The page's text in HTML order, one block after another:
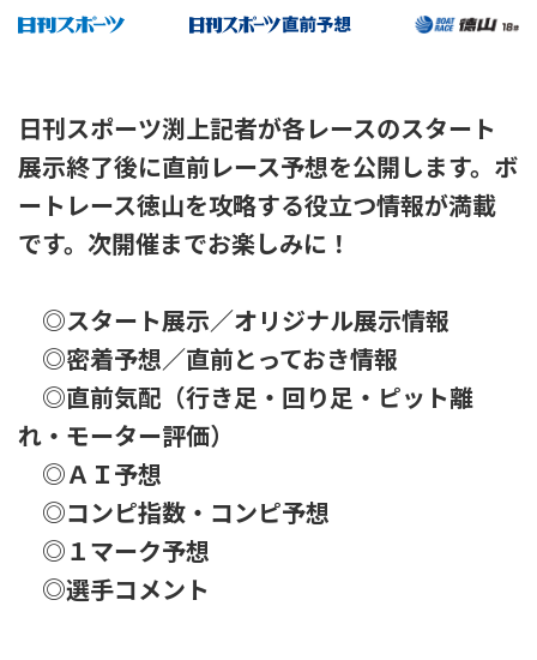
日刊スポーツ渕上記者が各レースのスタート
展示終了後に直前レース予想を公開します。ボ
ートレース徳山を攻略する役立つ情報が満載
です。次開催までお楽しみに！
◎スタート展示／オリジナル展示情報
◎密着予想／直前とっておき情報
◎直前気配（行き足・回り足・ピット離
れ・モーター評価）
◎ＡＩ予想
◎コンピ指数・コンピ予想
◎１マーク予想
◎選手コメント